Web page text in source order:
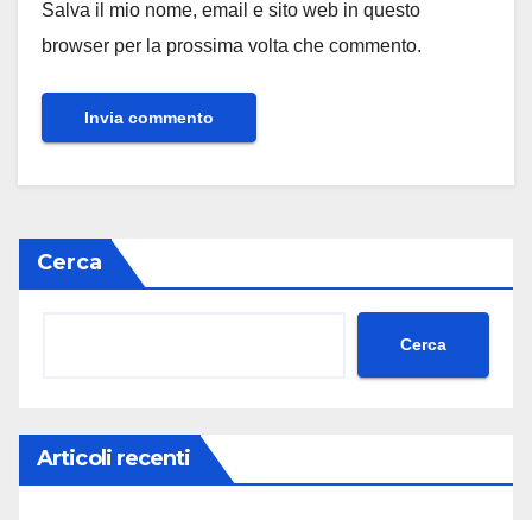
Salva il mio nome, email e sito web in questo
browser per la prossima volta che commento.
Cerca
Cerca
Articoli recenti